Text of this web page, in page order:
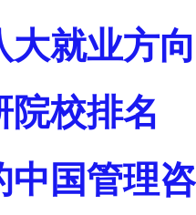
大就业方
院校排名
中国管理